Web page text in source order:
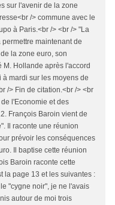
sur l'avenir de la zone
/> commune avec le
à Paris.<br /> <br /> "La
maintenant de
la zone euro, son
M. Hollande après l'accord
mardi sur les moyens de
/> Fin de citation.<br /> <br
l'Economie et des
François Baroin vient de
Il raconte une réunion
prévoir les conséquences
Il baptise cette réunion
Baroin raconte cette
la page 13 et les suivantes :
"cygne noir", je ne l'avais
autour de moi trois